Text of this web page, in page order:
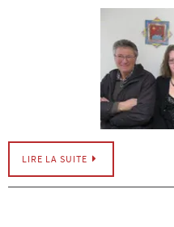
LIRE LA SUITE